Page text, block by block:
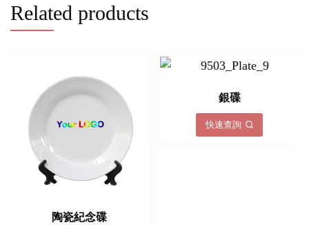
Related products
陶瓷紀念碟
銀碟
快速查詢